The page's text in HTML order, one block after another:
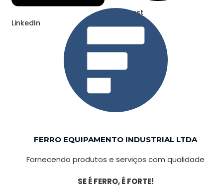
LinkedIn
Pinterest
FERRO EQUIPAMENTO INDUSTRIAL LTDA
Fornecendo produtos e serviços com qualidade
SE É FERRO, É FORTE!